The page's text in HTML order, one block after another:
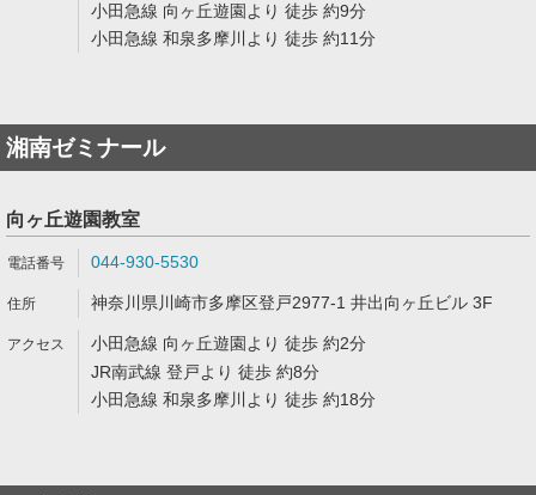
小田急線 向ヶ丘遊園より 徒歩 約9分
小田急線 和泉多摩川より 徒歩 約11分
湘南ゼミナール
向ヶ丘遊園教室
044-930-5530
神奈川県川崎市多摩区登戸2977-1 井出向ヶ丘ビル 3F
小田急線 向ヶ丘遊園より 徒歩 約2分
JR南武線 登戸より 徒歩 約8分
小田急線 和泉多摩川より 徒歩 約18分